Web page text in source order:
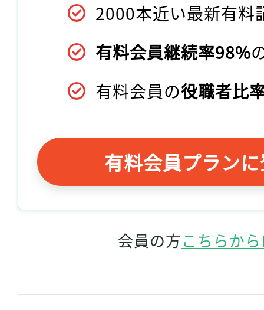
2000本近い最新有料
有料会員継続率98%
有料会員の役職者比
有料会員プラン
会員の方こちらか